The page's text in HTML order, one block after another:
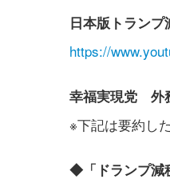
日本版トラン
https://
幸福実現党 外
※下記は要約し
◆「ドランプ減